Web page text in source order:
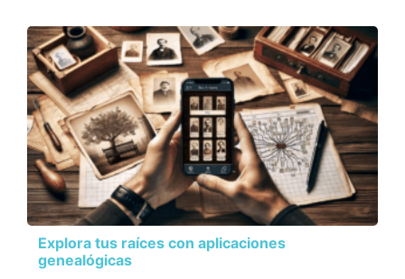
Explora tus raíces con aplicaciones
genealógicas